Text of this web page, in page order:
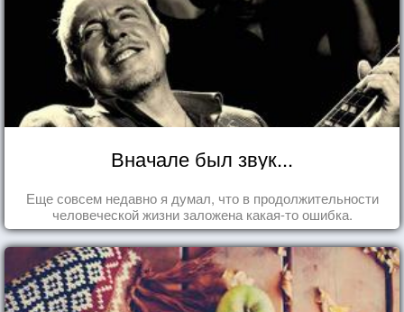
Вначале был звук...
Еще совсем недавно я думал, что в продолжительности
человеческой жизни заложена какая-то ошибка.